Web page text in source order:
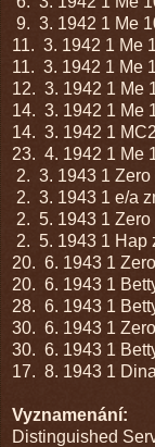
9. 3. 1942 1 Me
11. 3. 1942 1 Me
11. 3. 1942 1 Me
12. 3. 1942 1 Me
14. 3. 1942 1 Me
14. 3. 1942 1
23. 4. 1942 1 Me
2. 3. 1943 1 Zero
2. 3. 1943 1 e/a
2. 5. 1943 1 Zero
2. 5. 1943 1 Hap
20. 6. 1943 1 Zero
20. 6. 1943 1
28. 6. 1943 1
30. 6. 1943 1 Zero
30. 6. 1943 1
17. 8. 1943 1
Vyznamenání:
Distinguished